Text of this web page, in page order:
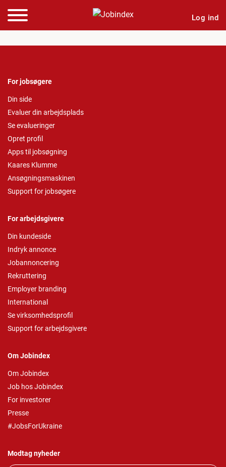
Log ind
For jobsøgere
Din side
Evaluer din arbejdsplads
Se evalueringer
Opret profil
Apps til jobsøgning
Kaares Klumme
Ansøgningsmaskinen
Support for jobsøgere
For arbejdsgivere
Din kundeside
Indryk annonce
Jobannoncering
Rekruttering
Employer branding
International
Se virksomhedsprofil
Support for arbejdsgivere
Om Jobindex
Om Jobindex
Job hos Jobindex
For investorer
Presse
#JobsForUkraine
Modtag nyheder